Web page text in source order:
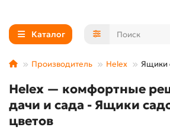
Каталог
Производитель Helex Ящики
Helex — комфортные
дачи и сада - Ящики
цветов